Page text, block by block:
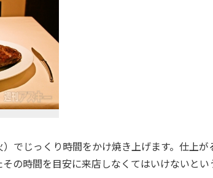
でじっくり時間をかけ焼き上げます。仕上が
の時間を目安に来店しなくてはいけないとい